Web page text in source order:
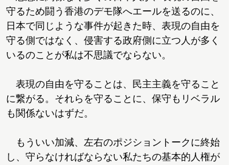
守るため闘う香港のデモ隊へエールを送るのに、
日本で同じような事件が起きた時、表現の自由を
守る側ではなく、侵害する政府側に立つ人が多く
いるのことが私は不思議でならない。
表現の自由を守ることは、民主主義を守ること
に繋がる。それらを守ることに、保守もリベラル
も関係ないはずだ。
もういい加減、左右のポジショントークに終始
し、守らなければならない私たちの基本的人権が